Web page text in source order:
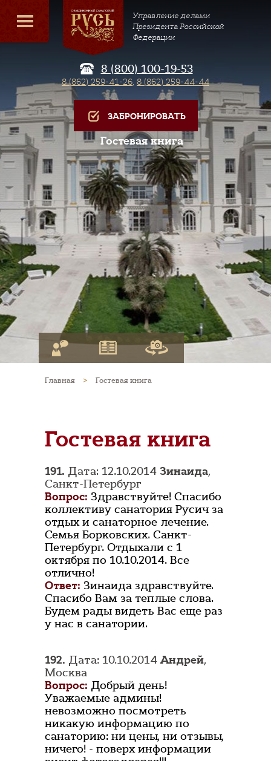
Управление делами
Президента Российской
Федерации
8 (800) 100-19-53
8 (862) 259-41-26, 8 (862) 259-44-44
ЗАБРОНИРОВАТЬ
Гостевая книга
Главная > Гостевая книга
Гостевая книга
191. Дата: 12.10.2014 Зинаида,
Санкт-Петербург
Вопрос: Здравствуйте! Спасибо
коллективу санатория Русич за
отдых и санаторное лечение.
Семья Борковских. Санкт-
Петербург. Отдыхали с 1
октября по 10.10.2014. Все
отлично!
Ответ: Зинаида здравствуйте.
Спасибо Вам за теплые слова.
Будем рады видеть Вас еще раз
у нас в санатории.
192. Дата: 10.10.2014Андрей,
Москва
Вопрос: Добрый день!
Уважаемые админы!
невозможно посмотреть
никакую информацию по
санаторию: ни цены, ни отзывы,
ничего! - поверх информации